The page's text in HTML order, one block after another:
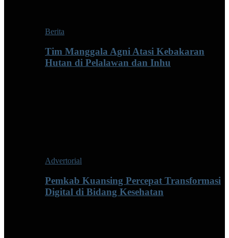
Berita
Tim Manggala Agni Atasi Kebakaran
Hutan di Pelalawan dan Inhu
Advertorial
Pemkab Kuansing Percepat Transformasi
Digital di Bidang Kesehatan